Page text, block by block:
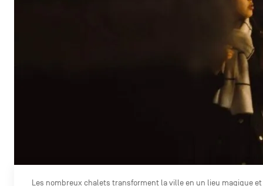
Les nombreux chalets transforment la ville en un lieu magique